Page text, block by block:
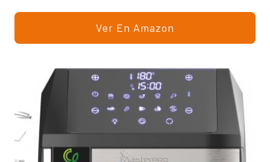
Ver En Amazon